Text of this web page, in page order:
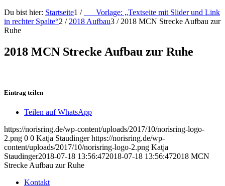
Du bist hier: Startseite1 /
___Vorlage: „Textseite mit Slider und Link
in rechter Spalte“2 / 2018 Aufbau3 / 2018 MCN Strecke Aufbau zur
Ruhe
2018 MCN Strecke Aufbau zur Ruhe
Eintrag teilen
Teilen auf WhatsApp
https://norisring.de/wp-content/uploads/2017/10/norisring-logo-
2.png 0 0 Katja Staudinger https://norisring.de/wp-
content/uploads/2017/10/norisring-logo-2.png Katja
Staudinger2018-07-18 13:56:472018-07-18 13:56:472018 MCN
Strecke Aufbau zur Ruhe
Kontakt